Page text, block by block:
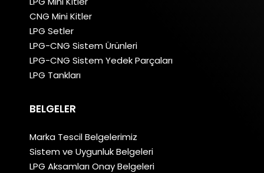
CNG Mini Kitler
LPG Setler
LPG-CNG Sistem Ürünleri
LPG-CNG Sistem Yedek Parçaları
LPG Tankları
BELGELER
Marka Tescil Belgelerimiz
Sistem ve Uygunluk Belgeleri
LPG Aksamları Onay Belgeleri